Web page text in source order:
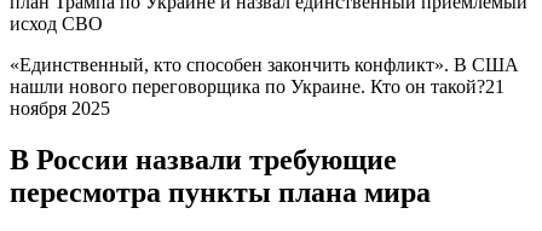
«Единственный, кто способен закончить конфликт». В США
нашли нового переговорщика по Украине. Кто он такой?21
ноября 2025
В России назвали требующие
пересмотра пункты плана мира